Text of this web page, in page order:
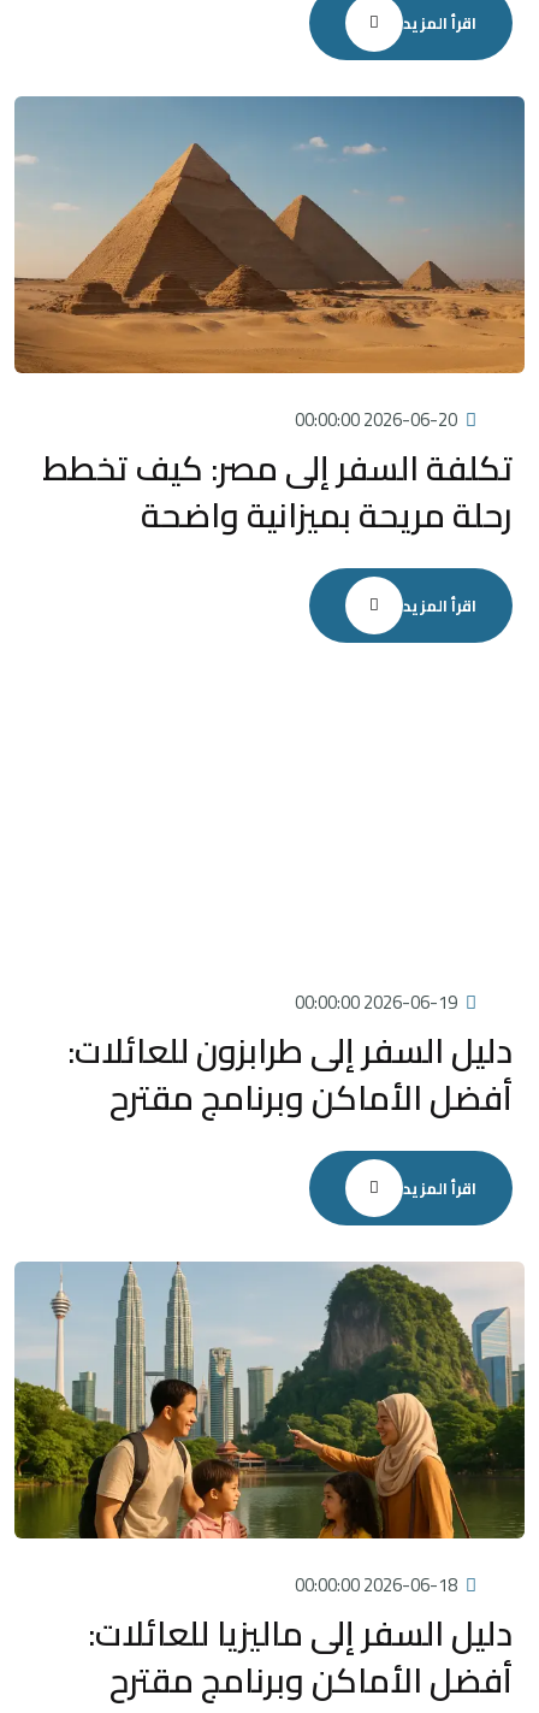
اقرأ المزيد
2026-06-20 00:00:00
تكلفة السفر إلى مصر: كيف تخطط
رحلة مريحة بميزانية واضحة
اقرأ المزيد
2026-06-19 00:00:00
دليل السفر إلى طرابزون للعائلات:
أفضل الأماكن وبرنامج مقترح
اقرأ المزيد
2026-06-18 00:00:00
دليل السفر إلى ماليزيا للعائلات:
أفضل الأماكن وبرنامج مقترح